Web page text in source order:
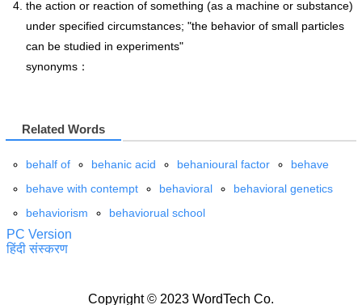
the action or reaction of something (as a machine or substance)
under specified circumstances; "the behavior of small particles
can be studied in experiments"
synonyms：
Related Words
behalf of behanic acid behanioural factor
behave
behave with contempt
behavioral
behavioral genetics
behaviorism
behaviorual school
PC Version
हिंदी संस्करण
Copyright © 2023 WordTech Co.